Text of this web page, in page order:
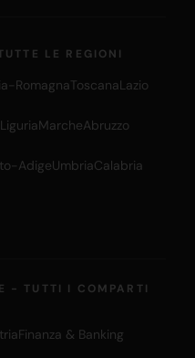
LE REGIONI
RomagnaToscanaLazio
LiguriaMarcheAbruzzo
AdigeUmbriaCalabria
- TUTTI I COMPARTI
Finanza & Banking